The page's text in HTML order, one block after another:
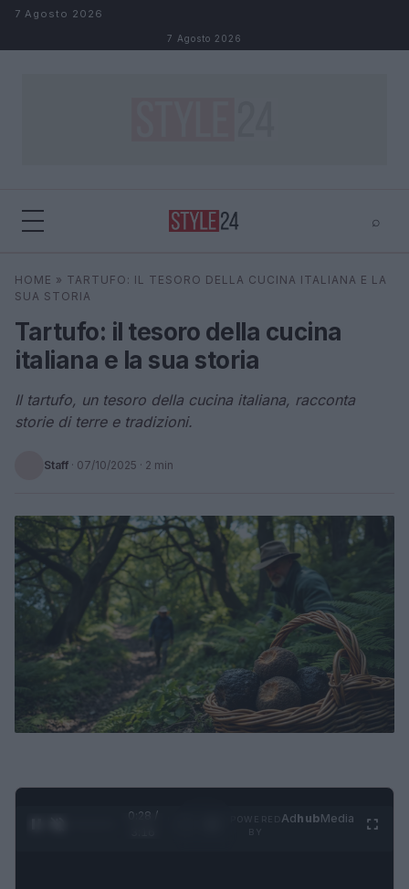
Salta al contenuto
7 Agosto 2026
7 Agosto 2026
⌕
Cerca ⌕ ×
HOME » TARTUFO: IL TESORO DELLA CUCINA ITALIANA E LA
SUA STORIA
Tartufo: il tesoro della cucina
italiana e la sua storia
Il tartufo, un tesoro della cucina italiana, racconta
storie di terre e tradizioni.
Staff · 07/10/2025 · 2 min
0:28 /
AdhubMedia